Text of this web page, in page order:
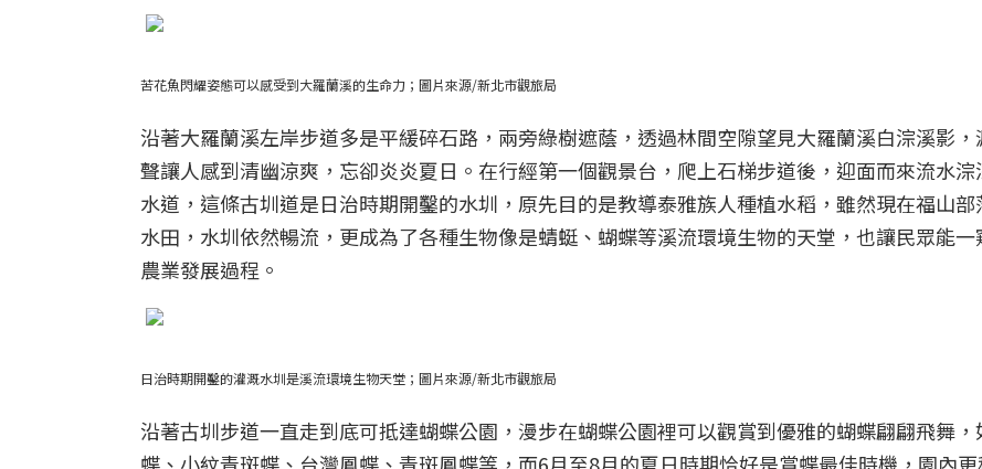
苦花魚閃耀姿態可以感受到大羅蘭溪的生命力；圖片來源/新北市觀旅局
沿著大羅蘭溪左岸步道多是平緩碎石路，兩旁綠樹遮蔭，透過林間空隙望見大羅蘭溪白淙溪影
聲讓人感到清幽涼爽，忘卻炎炎夏日。在行經第一個觀景台，爬上石梯步道後，迎面而來流水淙
水道，這條古圳道是日治時期開鑿的水圳，原先目的是教導泰雅族人種植水稻，雖然現在福山部
水田，水圳依然暢流，更成為了各種生物像是蜻蜓、蝴蝶等溪流環境生物的天堂，也讓民眾能一
農業發展過程。
日治時期開鑿的灌溉水圳是溪流環境生物天堂；圖片來源/新北市觀旅局
沿著古圳步道一直走到底可抵達蝴蝶公園，漫步在蝴蝶公園裡可以觀賞到優雅的蝴蝶翩翩飛舞，